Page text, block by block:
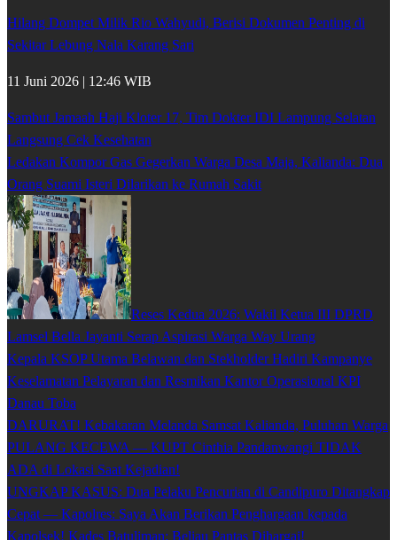
Hilang Dompet Milik Rio Wahyudi, Berisi Dokumen Penting di
Sekitar Lebung Nala Karang Sari
11 Juni 2026 | 12:46 WIB
Sambut Jamaah Haji Kloter 17, Tim Dokter IDI Lampung Selatan
Langsung Cek Kesehatan
Ledakan Kompor Gas Gegerkan Warga Desa Maja, Kalianda: Dua
Orang Suami Isteri Dilarikan ke Rumah Sakit
Reses Kedua 2026: Wakil Ketua III DPRD
Lamsel Bella Jayanti Serap Aspirasi Warga Way Urang
Kepala KSOP Utama Belawan dan Stekholder Hadiri Kampanye
Keselamatan Pelayaran dan Resmikan Kantor Operasional KPI
Danau Toba
DARURAT! Kebakaran Melanda Samsat Kalianda, Puluhan Warga
PULANG KECEWA — KUPT Cinthia Pandanwangi TIDAK
ADA di Lokasi Saat Kejadian!
UNGKAP KASUS: Dua Pelaku Pencurian di Candipuro Ditangkap
Cepat — Kapolres: Saya Akan Berikan Penghargaan kepada
Kapolsek! Kades Batuliman: Beliau Pantas Dihargai!